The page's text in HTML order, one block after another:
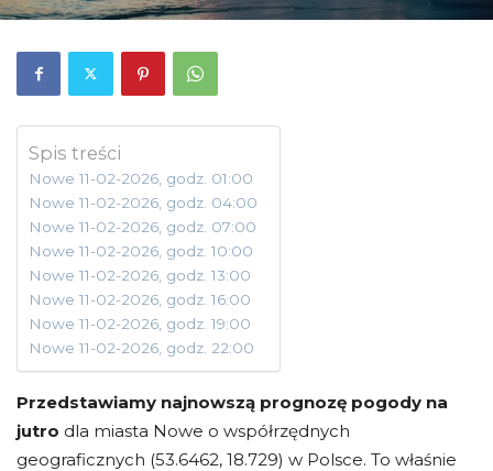
Spis treści
Nowe 11-02-2026, godz. 01:00
Nowe 11-02-2026, godz. 04:00
Nowe 11-02-2026, godz. 07:00
Nowe 11-02-2026, godz. 10:00
Nowe 11-02-2026, godz. 13:00
Nowe 11-02-2026, godz. 16:00
Nowe 11-02-2026, godz. 19:00
Nowe 11-02-2026, godz. 22:00
Przedstawiamy najnowszą prognozę pogody na
jutro dla miasta Nowe o współrzędnych
geograficznych (53.6462, 18.729) w Polsce. To właśnie